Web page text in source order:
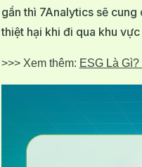
gần thì 7Analytics sẽ
thiệt hại khi đi qua khu vực
>>> Xem thêm: ESG Là